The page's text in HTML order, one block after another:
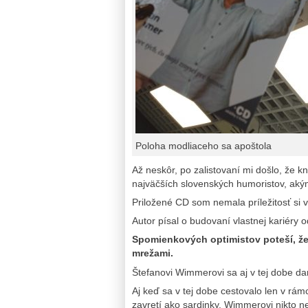
Poloha modliaceho sa apoštola
Až neskôr, po zalistovaní mi došlo, že
najväčších slovenských humoristov,
Priložené CD som nemala príležitosť si
Autor písal o budovaní vlastnej kariéry
Spomienkových optimistov poteší,
mrežami.
Štefanovi Wimmerovi sa aj v tej dobe
Aj keď sa v tej dobe cestovalo len v
zavretí ako sardinky. Wimmerovi nikto